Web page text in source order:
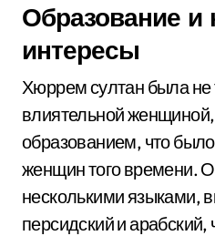
Образование и
интересы
Хюррем султан была не
влиятельной
образованием, что
женщин того времени.
несколькими языками,
персидский и арабский,